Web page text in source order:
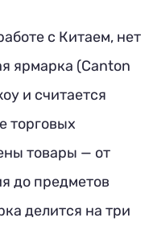
с Китаем, нет
ярмарка (Canton
и считается
торговых
товары — от
до предметов
делится на три